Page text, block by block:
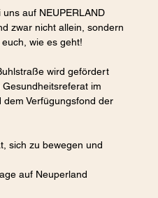
auf NEUPERLAND
zwar nicht allein, sondern
wie es geht!
wird gefördert
im
Verfügungsfond der
sich zu bewegen und
auf Neuperland